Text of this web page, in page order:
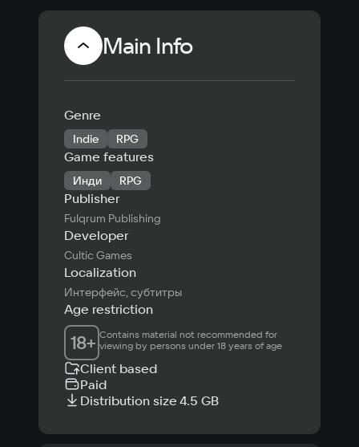
Main Info
Genre
Indie RPG
Game features
Инди RPG
Publisher
Fulqrum Publishing
Developer
Cultic Games
Localization
Интерфейс, субтитры
Age restriction
18+ Contains material not recommended for
viewing by persons under 18 years of age
Client based
Paid
Distribution size 4.5 GB